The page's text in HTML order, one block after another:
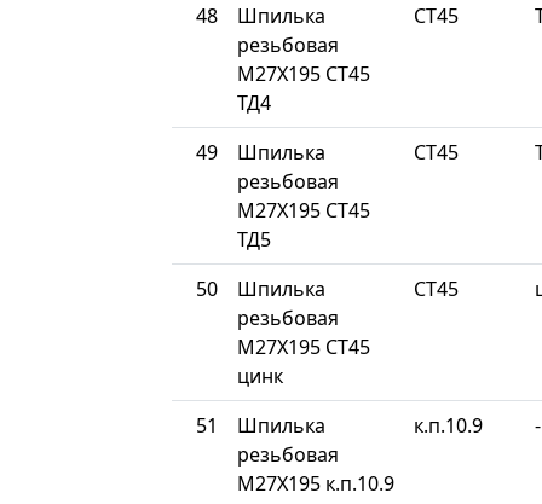
48
Шпилька
резьбовая
М27Х195 СТ45
ТД4
СТ45
49
Шпилька
резьбовая
М27Х195 СТ45
ТД5
СТ45
50
Шпилька
резьбовая
М27Х195 СТ45
цинк
СТ45
51
Шпилька
резьбовая
М27Х195 к.п.10.9
к.п.10.9 -